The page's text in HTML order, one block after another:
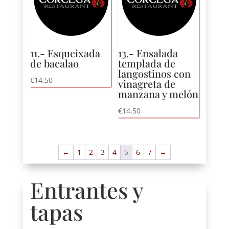
11.- Esqueixada
de bacalao
€14,50
13.- Ensalada
templada de
langostinos con
vinagreta de
manzana y melón
€14,50
← 1 2 3 4 5 6 7 →
Entrantes y
tapas